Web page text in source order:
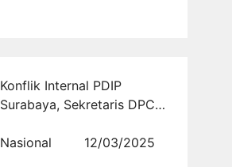
Konflik Internal PDIP
Surabaya, Sekretaris DPC
Bocorkan Informasi
Nasional 12/03/2025